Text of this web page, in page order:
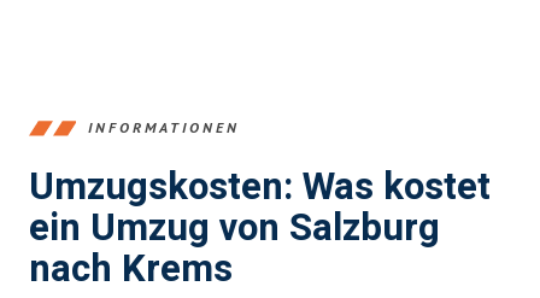
INFORMATIONEN
Umzugskosten: Was kostet
ein Umzug von Salzburg
nach Krems